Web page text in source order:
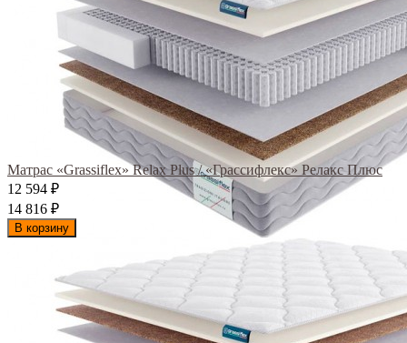
Матрас «Grassiflex» Relax Plus / «Грассифлекс» Релакс Плюс
12 594 ₽
14 816 ₽
В корзину